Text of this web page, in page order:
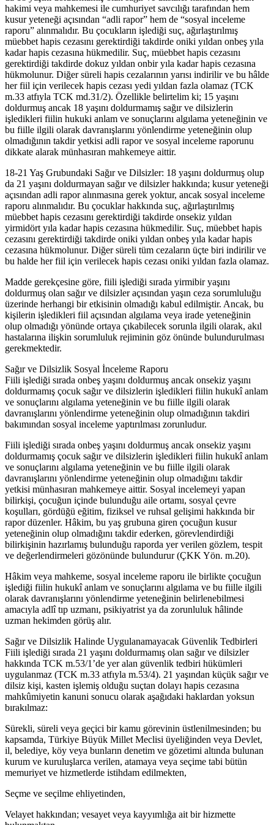
hakimi veya mahkemesi ile cumhuriyet savcılığı tarafından hem
kusur yeteneği açısından “adli rapor” hem de “sosyal inceleme
raporu” alınmalıdır. Bu çocukların işlediği suç, ağırlaştırılmış
müebbet hapis cezasını gerektirdiği takdirde oniki yıldan onbeş yıla
kadar hapis cezasına hükmedilir. Suç, müebbet hapis cezasını
gerektirdiği takdirde dokuz yıldan onbir yıla kadar hapis cezasına
hükmolunur. Diğer süreli hapis cezalarının yarısı indirilir ve bu hâlde
her fiil için verilecek hapis cezası yedi yıldan fazla olamaz (TCK
m.33 atfıyla TCK md.31/2). Özellikle belirtelim ki; 15 yaşını
doldurmuş ancak 18 yaşını doldurmamış sağır ve dilsizlerin
işledikleri fiilin hukuki anlam ve sonuçlarını algılama yeteneğinin ve
bu fiille ilgili olarak davranışlarını yönlendirme yeteneğinin olup
olmadığının takdir yetkisi adli rapor ve sosyal inceleme raporunu
dikkate alarak münhasıran mahkemeye aittir.
18-21 Yaş Grubundaki Sağır ve Dilsizler: 18 yaşını doldurmuş olup
da 21 yaşını doldurmayan sağır ve dilsizler hakkında; kusur yeteneği
açısından adli rapor alınmasına gerek yoktur, ancak sosyal inceleme
raporu alınmalıdır. Bu çocuklar hakkında suç, ağırlaştırılmış
müebbet hapis cezasını gerektirdiği takdirde onsekiz yıldan
yirmidört yıla kadar hapis cezasına hükmedilir. Suç, müebbet hapis
cezasını gerektirdiği takdirde oniki yıldan onbeş yıla kadar hapis
cezasına hükmolunur. Diğer süreli tüm cezaların üçte biri indirilir ve
bu halde her fiil için verilecek hapis cezası oniki yıldan fazla olamaz.
Madde gerekçesine göre, fiili işlediği sırada yirmibir yaşını
doldurmuş olan sağır ve dilsizler açısından yaşın ceza sorumluluğu
üzerinde herhangi bir etkisinin olmadığı kabul edilmiştir. Ancak, bu
kişilerin işledikleri fiil açısından algılama veya irade yeteneğinin
olup olmadığı yönünde ortaya çıkabilecek sorunla ilgili olarak, akıl
hastalarına ilişkin sorumluluk rejiminin göz önünde bulundurulması
gerekmektedir.
Sağır ve Dilsizlik Sosyal İnceleme Raporu
Fiili işlediği sırada onbeş yaşını doldurmuş ancak onsekiz yaşını
doldurmamış çocuk sağır ve dilsizlerin işledikleri fiilin hukukî anlam
ve sonuçlarını algılama yeteneğinin ve bu fiille ilgili olarak
davranışlarını yönlendirme yeteneğinin olup olmadığının takdiri
bakımından sosyal inceleme yaptırılması zorunludur.
Fiili işlediği sırada onbeş yaşını doldurmuş ancak onsekiz yaşını
doldurmamış çocuk sağır ve dilsizlerin işledikleri fiilin hukukî anlam
ve sonuçlarını algılama yeteneğinin ve bu fiille ilgili olarak
davranışlarını yönlendirme yeteneğinin olup olmadığını takdir
yetkisi münhasıran mahkemeye aittir. Sosyal incelemeyi yapan
bilirkişi, çocuğun içinde bulunduğu aile ortamı, sosyal çevre
koşulları, gördüğü eğitim, fiziksel ve ruhsal gelişimi hakkında bir
rapor düzenler. Hâkim, bu yaş grubuna giren çocuğun kusur
yeteneğinin olup olmadığını takdir ederken, görevlendirdiği
bilirkişinin hazırlamış bulunduğu raporda yer verilen gözlem, tespit
ve değerlendirmeleri gözönünde bulundurur (ÇKK Yön. m.20).
Hâkim veya mahkeme, sosyal inceleme raporu ile birlikte çocuğun
işlediği fiilin hukukî anlam ve sonuçlarını algılama ve bu fiille ilgili
olarak davranışlarını yönlendirme yeteneğinin belirlenebilmesi
amacıyla adlî tıp uzmanı, psikiyatrist ya da zorunluluk hâlinde
uzman hekimden görüş alır.
Sağır ve Dilsizlik Halinde Uygulanamayacak Güvenlik Tedbirleri
Fiili işlediği sırada 21 yaşını doldurmamış olan sağır ve dilsizler
hakkında TCK m.53/1’de yer alan güvenlik tedbiri hükümleri
uygulanmaz (TCK m.33 atfıyla m.53/4). 21 yaşından küçük sağır ve
dilsiz kişi, kasten işlemiş olduğu suçtan dolayı hapis cezasına
mahkûmiyetin kanuni sonucu olarak aşağıdaki haklardan yoksun
bırakılmaz:
Sürekli, süreli veya geçici bir kamu görevinin üstlenilmesinden; bu
kapsamda, Türkiye Büyük Millet Meclisi üyeliğinden veya Devlet,
il, belediye, köy veya bunların denetim ve gözetimi altında bulunan
kurum ve kuruluşlarca verilen, atamaya veya seçime tabi bütün
memuriyet ve hizmetlerde istihdam edilmekten,
Seçme ve seçilme ehliyetinden,
Velayet hakkından; vesayet veya kayyımlığa ait bir hizmette